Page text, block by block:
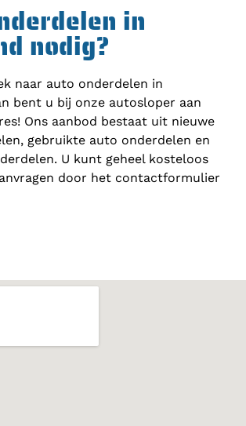
in
nodig?
naar auto onderdelen in
bent u bij onze autosloper aan
Ons aanbod bestaat uit nieuwe
gebruikte auto onderdelen en
U kunt geheel kosteloos
door het contactformulier